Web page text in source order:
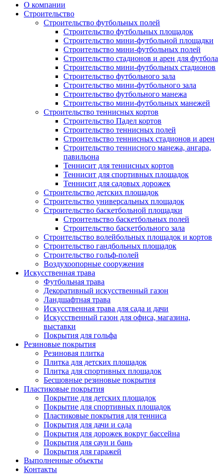
О компании
Строительство
Строительство футбольных полей
Строительство футбольных площадок
Строительство мини-футбольной площадки
Строительство мини-футбольных полей
Строительство стадионов и арен для футбола
Строительство мини-футбольных стадионов
Строительство футбольного зала
Строительство мини-футбольного зала
Строительство футбольного манежа
Строительство мини-футбольных манежей
Строительство теннисных кортов
Строительство Падел кортов
Строительство теннисных полей
Строительство теннисных стадионов и арен
Строительство теннисного манежа, ангара,
павильона
Теннисит для теннисных кортов
Теннисит для спортивных площадок
Теннисит для садовых дорожек
Строительство детских площадок
Строительство универсальных площадок
Строительство баскетбольной площадки
Строительство баскетбольных полей
Строительство баскетбольного зала
Строительство волейбольных площадок и кортов
Строительство гандбольных площадок
Строительство гольф-полей
Воздухоопорные сооружения
Искусственная трава
Футбольная трава
Декоративный искусственный газон
Ландшафтная трава
Искусственная трава для сада и дачи
Искусственный газон для офиса, магазина,
выставки
Покрытия для гольфа
Резиновые покрытия
Резиновая плитка
Плитка для детских площадок
Плитка для спортивных площадок
Бесшовные резиновые покрытия
Пластиковые покрытия
Покрытие для детских площадок
Покрытие для спортивных площадок
Пластиковые покрытия для тенниса
Покрытия для дачи и сада
Покрытия для дорожек вокруг бассейна
Покрытия для саун и бань
Покрытия для гаражей
Выполненные объекты
Контакты